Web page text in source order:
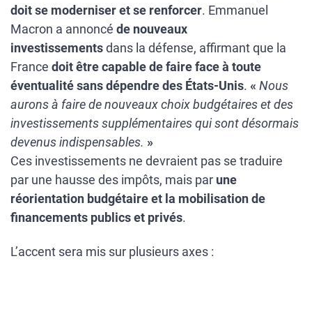
doit se moderniser et se renforcer. Emmanuel
Macron a annoncé de nouveaux
investissementsdans la défense, affirmant que la
France doit être capable de faire face à toute
éventualité sans dépendre des États-Unis. « Nous
aurons à faire de nouveaux choix budgétaires et des
investissements supplémentaires qui sont désormais
devenus indispensables. »
Ces investissements ne devraient pas se traduire
par une hausse des impôts, mais par une
réorientation budgétaire et la mobilisation de
financements publics et privés.
L’accent sera mis sur plusieurs axes :